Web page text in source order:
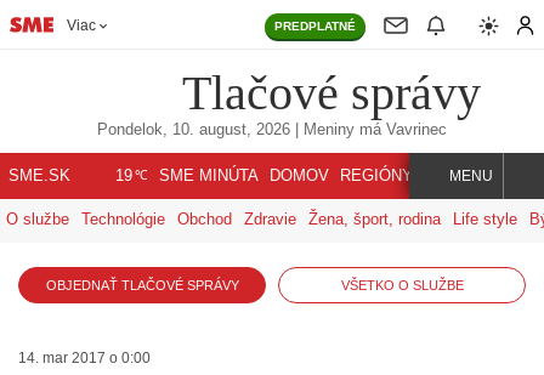
Viac PREDPLATNÉ
Tlačové správy
Pondelok, 10. august, 2026 | Meniny má Vavrinec
SME.SK 19℃ SME MINÚTA DOMOV REGIÓNY INDEX SVET
MENU
O službe Technológie Obchod Zdravie Žena, šport, rodina Life style
OBJEDNAŤ TLAČOVÉ SPRÁVY VŠETKO O SLUŽBE
14. mar 2017 o 0:00